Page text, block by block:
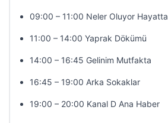
09:00 – 11:00 Neler Oluyor Hayatta
11:00 – 14:00 Yaprak Dökümü
14:00 – 16:45 Gelinim Mutfakta
16:45 – 19:00 Arka Sokaklar
19:00 – 20:00 Kanal D Ana Haber